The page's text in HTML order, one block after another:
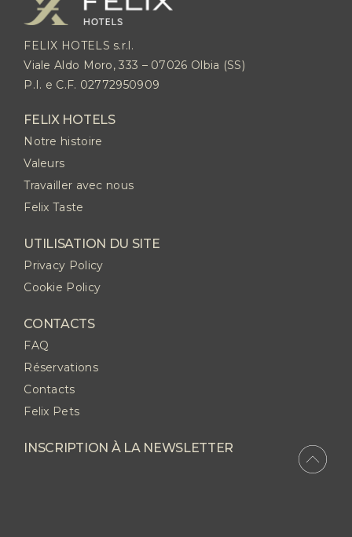
FELIX HOTELS s.r.l.
Viale Aldo Moro, 333 – 07026 Olbia (SS)
P.I. e C.F. 02772950909
FELIX HOTELS
Notre histoire
Valeurs
Travailler avec nous
Felix Taste
UTILISATION DU SITE
Privacy Policy
Cookie Policy
CONTACTS
FAQ
Réservations
Contacts
Felix Pets
INSCRIPTION À LA NEWSLETTER